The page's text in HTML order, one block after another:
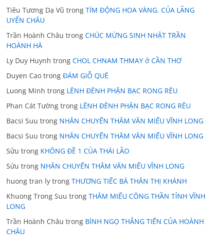
Tiêu Tương Dạ Vũ trongTÍM ĐỘNG HOA VÀNG. CỦA LÃNG
UYỂN CHÂU
Trần Hoành Châu trongCHÚC MỪNG SINH NHẬT TRẦN
HOÀNH HÀ
Ly Duy Huynh trongCHOL CHNAM THMAY ở CẦN THƠ
Duyen Cao trongĐÁM GIỖ QUÊ
Luong Minh trong LÊNH ĐÊNH PHẬN BẠC RONG RÊU
Phan Cát Tường trong LÊNH ĐÊNH PHẬN BẠC RONG RÊU
Bacsi Suu trong NHÂN CHUYẾN THĂM VĂN MIẾU VĨNH LONG
Bacsi Suu trong NHÂN CHUYẾN THĂM VĂN MIẾU VĨNH LONG
Sửu trong KHÔNG ĐỀ 1 CỦA THÁI LÃO
Sửu trong NHÂN CHUYẾN THĂM VĂN MIẾU VĨNH LONG
huong tran ly trongTHƯƠNG TIẾC BÀ THÂN THỊ KHÁNH
Khuong Trong Suu trongTHĂM MIẾU CÔNG THẦN TỈNH VĨNH
LONG
Trần Hoành Châu trong BÍNH NGỌ THẲNG TIẾN CỦA HOÀNH
CHÂU